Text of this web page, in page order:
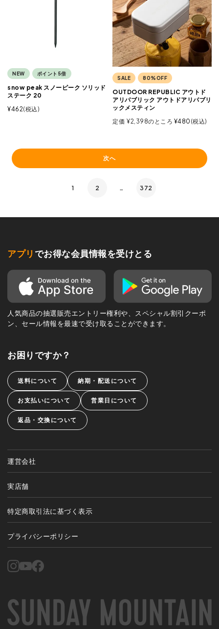
NEW ポイント5倍
snow peak スノーピーク ソリッド
ステーク 20
¥462 税込
SALE 80%OFF
OUTDOOR REPUBLIC アウトド
アリパブリック アウトドアリパブリ
ックメスティン
定価 ¥2,398のところ ¥480 税込
次へ
1 2 … 372
アプリ でお得な会員情報を受けとる
人気商品の抽選販売エントリー権利や、スペシャル割引クーポ
ン、セール情報を最速で受け取ることができます。
お困りですか？
送料について 納期・配送について
お支払いについて 営業日について
返品・交換について
運営会社
実店舗
特定商取引法に基づく表示
プライバシーポリシー